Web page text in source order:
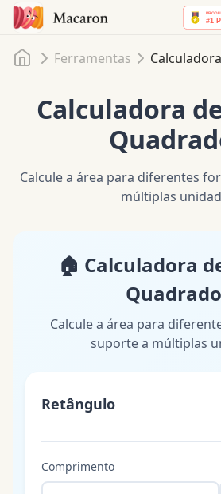
InícioFerramentas
Calculadora
Calcule a área para diferentes
múltiplas
🏠 Calculadora
Calcule a área para
suporte a múltiplas
Retângulo
Comprimento